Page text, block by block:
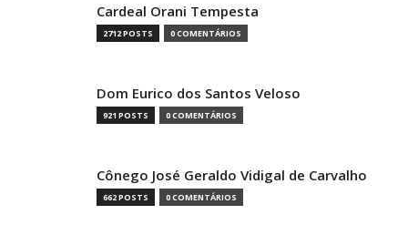
Cardeal Orani Tempesta
2712 POSTS 0 COMENTÁRIOS
Dom Eurico dos Santos Veloso
921 POSTS 0 COMENTÁRIOS
Cônego José Geraldo Vidigal de Carvalho
662 POSTS 0 COMENTÁRIOS